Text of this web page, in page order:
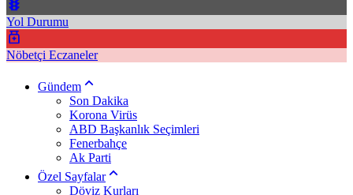
Yol Durumu
Nöbetçi Eczaneler
Gündem
Son Dakika
Korona Virüs
ABD Başkanlık Seçimleri
Fenerbahçe
Ak Parti
Özel Sayfalar
Döviz Kurları